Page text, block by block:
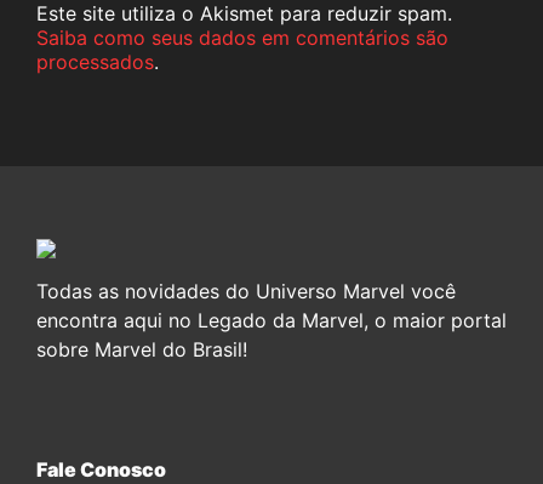
Este site utiliza o Akismet para reduzir spam.
Saiba como seus dados em comentários são
processados.
Todas as novidades do Universo Marvel você
encontra aqui no Legado da Marvel, o maior portal
sobre Marvel do Brasil!
Fale Conosco